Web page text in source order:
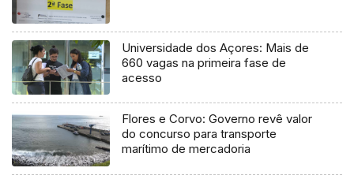
Universidade dos Açores: Mais de
660 vagas na primeira fase de
acesso
Flores e Corvo: Governo revê valor
do concurso para transporte
marítimo de mercadoria